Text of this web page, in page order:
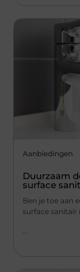
Aanbiedingen
Duurzaam
surface
Ben je toe aan
surface sanitair